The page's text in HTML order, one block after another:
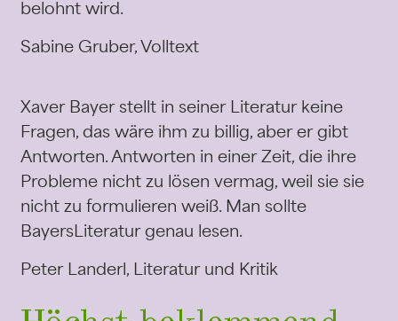
belohnt wird.
Sabine Gruber, Volltext
Xaver Bayer stellt in seiner Literatur keine
Fragen, das wäre ihm zu billig, aber er gibt
Antworten. Antworten in einer Zeit, die ihre
Probleme nicht zu lösen vermag, weil sie sie
nicht zu formulieren weiß. Man sollte
BayersLiteratur genau lesen.
Peter Landerl, Literatur und Kritik